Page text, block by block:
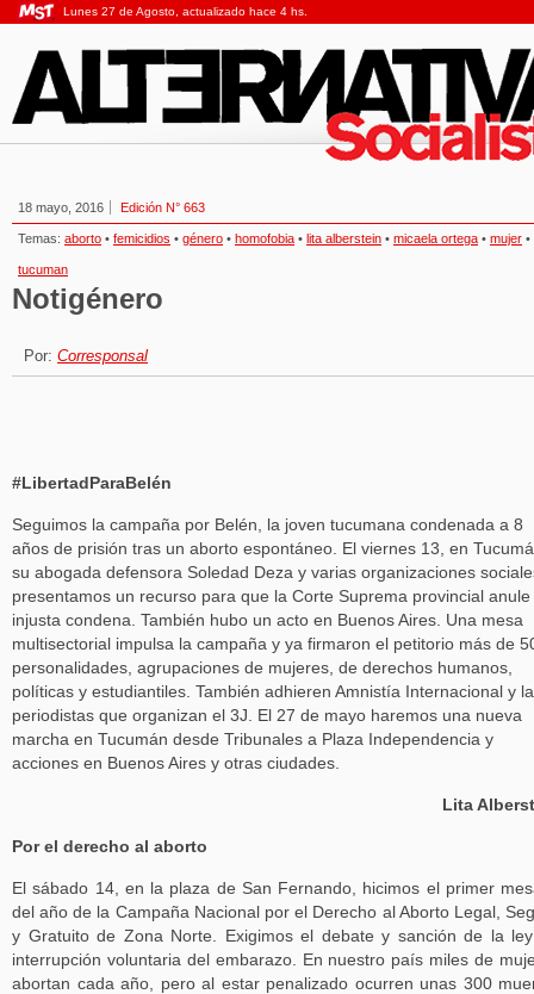
Lunes 27 de Agosto, actualizado hace 4 hs.
18 mayo, 2016 Edición N° 663
Temas: aborto • femicidios • género • homofobia • lita alberstein • micaela ortega • mujer •
tucuman
Notigénero
Por: Corresponsal
#LibertadParaBelén
Seguimos la campaña por Belén, la joven tucumana condenada a 8
años de prisión tras un aborto espontáneo. El viernes 13, en
su abogada defensora Soledad Deza y varias organizaciones
presentamos un recurso para que la Corte Suprema provincial anule
injusta condena. También hubo un acto en Buenos Aires. Una mesa
multisectorial impulsa la campaña y ya firmaron el petitorio más de
personalidades, agrupaciones de mujeres, de derechos humanos,
políticas y estudiantiles. También adhieren Amnistía Internacional y
periodistas que organizan el 3J. El 27 de mayo haremos una nueva
marcha en Tucumán desde Tribunales a Plaza Independencia y
acciones en Buenos Aires y otras ciudades.
Lita
Por el derecho al aborto
El sábado 14, en la plaza de San Fernando, hicimos el primer
del año de la Campaña Nacional por el Derecho al Aborto Legal,
y Gratuito de Zona Norte. Exigimos el debate y sanción de la
interrupción voluntaria del embarazo. En nuestro país miles de
abortan cada año, pero al estar penalizado ocurren unas 300